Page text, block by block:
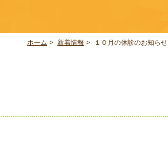
ホーム > 新着情報 > １０月の休診のお知らせ